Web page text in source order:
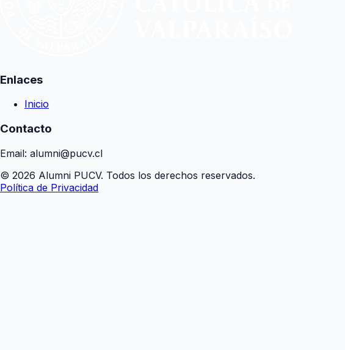
Enlaces
Inicio
Contacto
Email: alumni@pucv.cl
© 2026 Alumni PUCV. Todos los derechos reservados.
Política de Privacidad